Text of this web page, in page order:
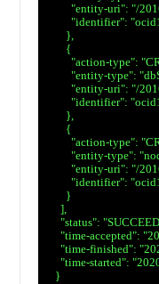
"entity-uri": "/
"identifier":
},
{
"action-type":
"entity-type":
"entity-uri": "/
"identifier":
},
{
"action-type":
"entity-type":
"entity-uri": "/
"identifier":
}
],
"status":
"time-accepted":
"time-finished":
"time-started":
}